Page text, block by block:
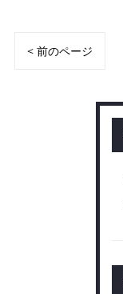
< 前のページ